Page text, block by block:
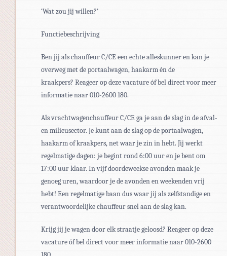
‘Wat zou jij willen?’
Functiebeschrijving
Ben jij als chauffeur C/CE een echte alleskunner en kan je
overweg met de portaalwagen, haakarm én de
kraakpers? Reageer op deze vacature óf bel direct voor meer
informatie naar 010-2600 180.
Als vrachtwagenchauffeur C/CE ga je aan de slag in de afval-
en milieusector. Je kunt aan de slag op de portaalwagen,
haakarm of kraakpers, net waar je zin in hebt. Jij werkt
regelmatige dagen: je begint rond 6:00 uur en je bent om
17:00 uur klaar. In vijf doordeweekse avonden maak je
genoeg uren, waardoor je de avonden en weekenden vrij
hebt! Een regelmatige baan dus waar jij als zelfstandige en
verantwoordelijke chauffeur snel aan de slag kan.
Krijg jij je wagen door elk straatje geloosd? Reageer op deze
vacature óf bel direct voor meer informatie naar 010-2600